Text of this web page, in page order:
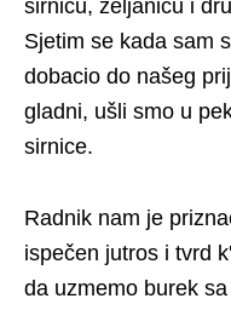
sirnicu, zeljanicu i
Sjetim se kada sam
dobacio do našeg
gladni, ušli smo u
sirnice.
Radnik nam je
ispečen jutros i tvrd
da uzmemo burek